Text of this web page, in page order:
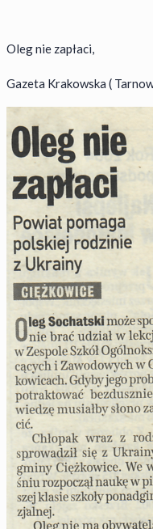
Oleg nie zapłaci,
Gazeta Krakowska (